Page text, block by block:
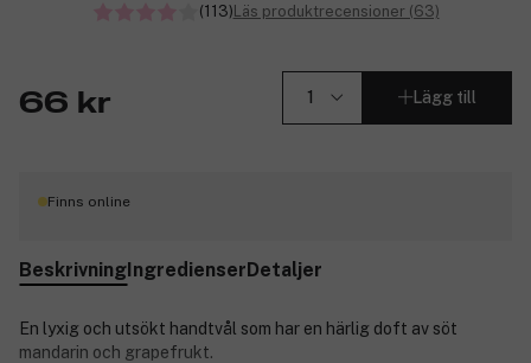
(113)Läs produktrecensioner (63)
66 kr Lägg till
Finns online
BeskrivningIngredienserDetaljer
En lyxig och utsökt handtvål som har en härlig doft av söt
mandarin och grapefrukt.